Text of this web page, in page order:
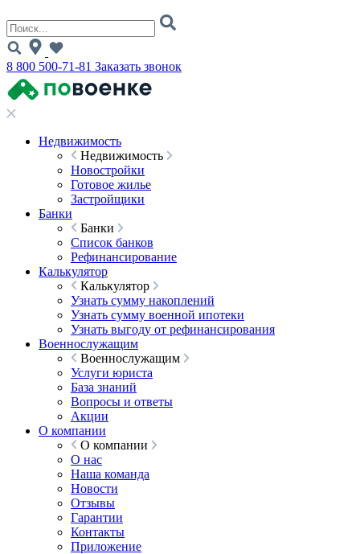
8 800 500-71-81 Заказать звонок
Недвижимость
Недвижимость
Новостройки
Готовое жилье
Застройщики
Банки
Банки
Список банков
Рефинансирование
Калькулятор
Калькулятор
Узнать сумму накоплений
Узнать сумму военной ипотеки
Узнать выгоду от рефинансирования
Военнослужащим
Военнослужащим
Услуги юриста
База знаний
Вопросы и ответы
Акции
О компании
О компании
О нас
Наша команда
Новости
Отзывы
Гарантии
Контакты
Приложение